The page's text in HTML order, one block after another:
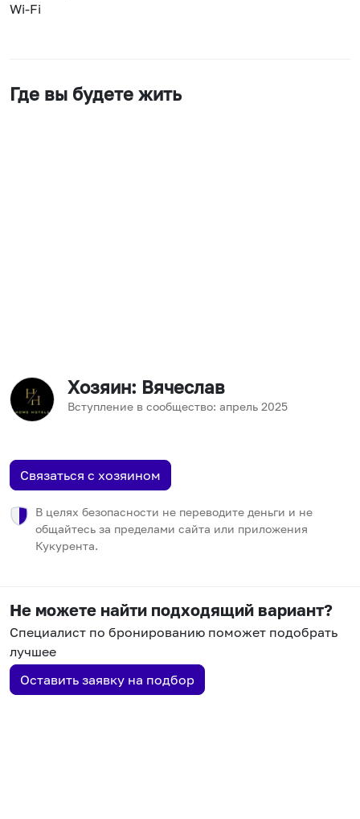
Wi-Fi
Где вы будете жить
Хозяин: Вячеслав
Вступление в сообщество: апрель 2025
Связаться с хозяином
В целях безопасности не переводите деньги и не
общайтесь за пределами сайта или приложения
Кукурента.
Не можете найти подходящий вариант?
Специалист по бронированию поможет подобрать
лучшее
Оставить заявку на подбор